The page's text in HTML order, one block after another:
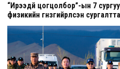
“Ирээдүй цогцолбор”-ын 7
физикийн гүнзгийрүүлсэн
шинэчилнэ